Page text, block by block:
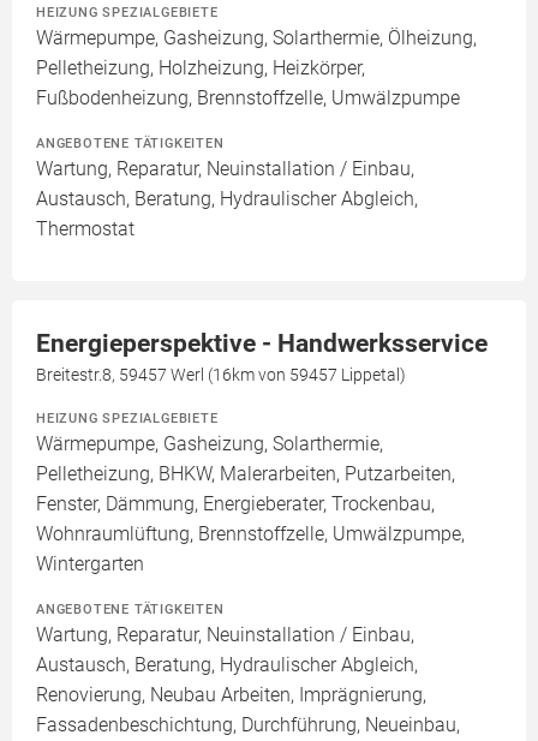
HEIZUNG SPEZIALGEBIETE
Wärmepumpe, Gasheizung, Solarthermie, Ölheizung,
Pelletheizung, Holzheizung, Heizkörper,
Fußbodenheizung, Brennstoffzelle, Umwälzpumpe
ANGEBOTENE TÄTIGKEITEN
Wartung, Reparatur, Neuinstallation / Einbau,
Austausch, Beratung, Hydraulischer Abgleich,
Thermostat
Energieperspektive - Handwerksservice
Breitestr.8, 59457 Werl (16km von 59457 Lippetal)
HEIZUNG SPEZIALGEBIETE
Wärmepumpe, Gasheizung, Solarthermie,
Pelletheizung, BHKW, Malerarbeiten, Putzarbeiten,
Fenster, Dämmung, Energieberater, Trockenbau,
Wohnraumlüftung, Brennstoffzelle, Umwälzpumpe,
Wintergarten
ANGEBOTENE TÄTIGKEITEN
Wartung, Reparatur, Neuinstallation / Einbau,
Austausch, Beratung, Hydraulischer Abgleich,
Renovierung, Neubau Arbeiten, Imprägnierung,
Fassadenbeschichtung, Durchführung, Neueinbau,